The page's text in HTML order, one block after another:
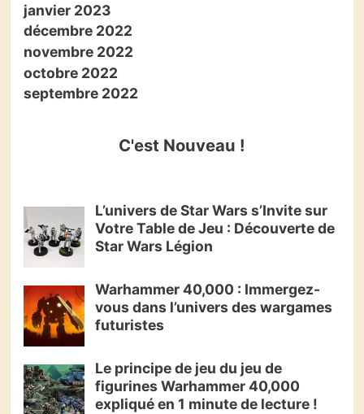
janvier 2023
décembre 2022
novembre 2022
octobre 2022
septembre 2022
C'est Nouveau !
L’univers de Star Wars s’Invite sur
Votre Table de Jeu : Découverte de
Star Wars Légion
Warhammer 40,000 : Immergez-
vous dans l’univers des wargames
futuristes
Le principe de jeu du jeu de
figurines Warhammer 40,000
expliqué en 1 minute de lecture !